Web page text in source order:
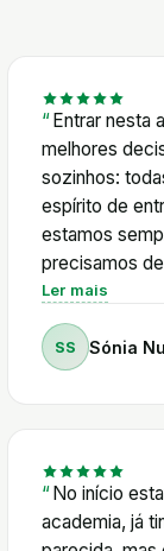
Shopifyers.
que foi um
meu percurso
enorme
seus alunos.
responder.
esclarecer e
nível de
valorizo é que
Shopify.
verdadeira
constante.
Entrar nesta
melhores
sozinhos:
espírito de
estamos
precisamos
100%!
Ler mais
SS Sónia
No início
academia, já